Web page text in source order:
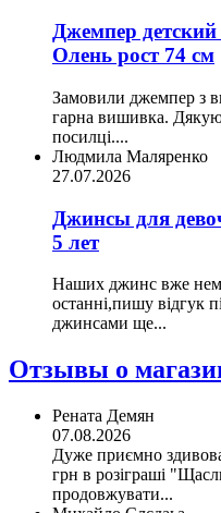
Джемпер детский
Олень рост 74 см
Замовили джемпер з
гарна вишивка.
посилці....
Людмила Маляренко
27.07.2026
Джинсы для
5 лет
Наших джинс вже
останні,пишу відгук
джинсами ще...
Отзывы о
Рената Демян
07.08.2026
Дуже приємно
грн в розіграші
продовжувати...